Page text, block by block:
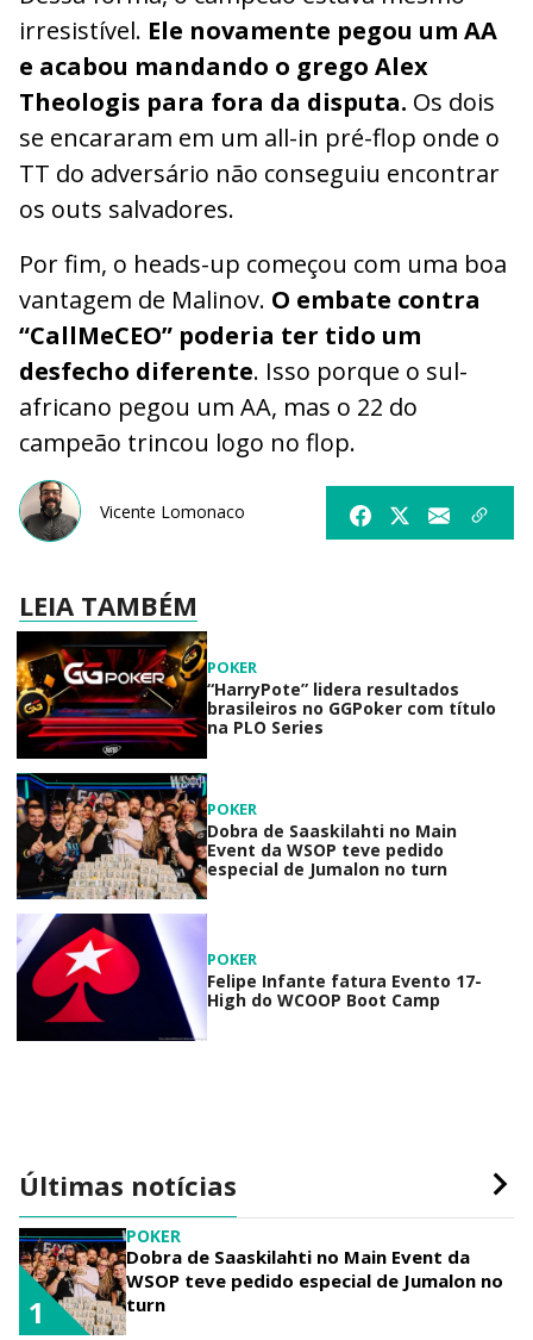
irresistível. Ele novamente pegou um AA
e acabou mandando o grego Alex
Theologis para fora da disputa. Os dois
se encararam em um all-in pré-flop onde o
TT do adversário não conseguiu encontrar
os outs salvadores.
Por fim, o heads-up começou com uma boa
vantagem de Malinov. O embate contra
“CallMeCEO” poderia ter tido um
desfecho diferente. Isso porque o sul-
africano pegou um AA, mas o 22 do
campeão trincou logo no flop.
Vicente Lomonaco
LEIA TAMBÉM
POKER
“HarryPote” lidera resultados
brasileiros no GGPoker com título
na PLO Series
POKER
Dobra de Saaskilahti no Main
Event da WSOP teve pedido
especial de Jumalon no turn
POKER
Felipe Infante fatura Evento 17-
High do WCOOP Boot Camp
Últimas notícias
POKER
Dobra de Saaskilahti no Main Event da
WSOP teve pedido especial de Jumalon no
turn
1